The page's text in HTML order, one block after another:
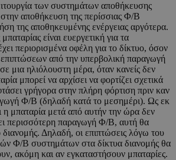
των συστημάτων αποθήκευσης
στην αποθήκευση της περίσσιας Φ/Β
της αποθηκευμένης ενέργειας αργότερα.
είναι ευεργετική για τα
περιορισμένα οφέλη για το δίκτυο, όσον
από την υπερβολική παραγωγή
μια ηλιόλουστη μέρα, όταν κανείς δεν
μπορεί να αρχίσει να φορτίζει σχετικά
γρήγορα στην πλήρη φόρτιση πριν καν
Φ/Β (δηλαδή κατά το μεσημέρι). Ως εκ
η μπαταρία μετά από αυτήν την ώρα δεν
περισσότερη παραγωγή Φ/Β, αυτή θα
διανομής. Δηλαδή, οι επιπτώσεις λόγω του
Φ/Β συστημάτων στα δίκτυα διανομής θα
ακόμη και αν εγκαταστήσουν μπαταρίες.